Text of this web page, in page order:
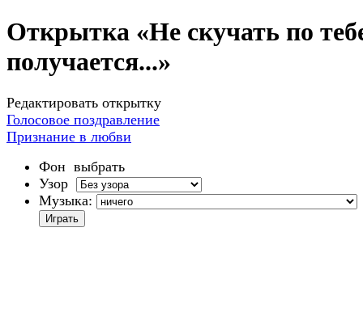
Открытка «Не скучать по
получается...»
Редактировать открытку
Голосовое поздравление
Признание в любви
Фон выбрать
Узор
Музыка: